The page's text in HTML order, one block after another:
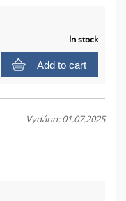
In stock
Add to cart
Vydáno: 01.07.2025